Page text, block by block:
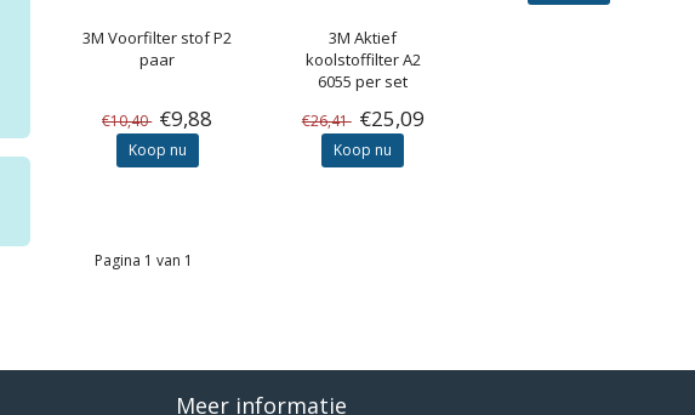
3M Voorfilter stof P2
paar
€10,40 €9,88
Koop nu
3M Aktief
koolstoffilter A2
6055 per set
€26,41 €25,09
Koop nu
Pagina 1 van 1
Meer informatie